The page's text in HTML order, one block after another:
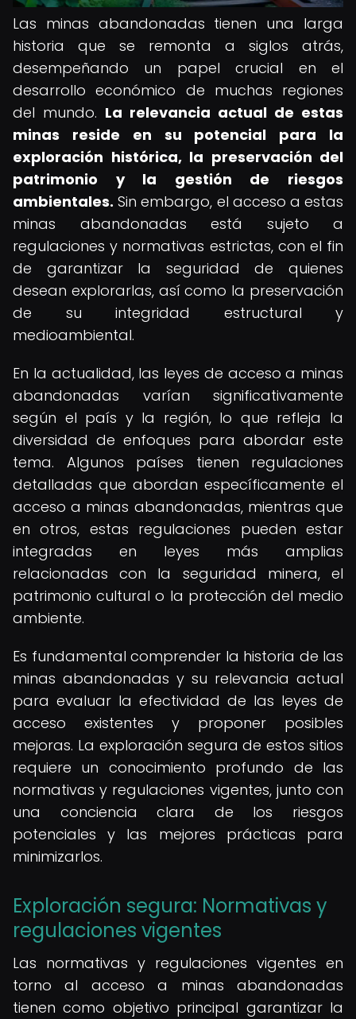
Las minas abandonadas tienen una larga
historia que se remonta a siglos atrás,
desempeñando un papel crucial en el
desarrollo económico de muchas regiones
del mundo. La relevancia actual de estas
minas reside en su potencial para la
exploración histórica, la preservación del
patrimonio y la gestión de riesgos
ambientales. Sin embargo, el acceso a estas
minas abandonadas está sujeto a
regulaciones y normativas estrictas, con el fin
de garantizar la seguridad de quienes
desean explorarlas, así como la preservación
de su integridad estructural y
medioambiental.
En la actualidad, las leyes de acceso a minas
abandonadas varían significativamente
según el país y la región, lo que refleja la
diversidad de enfoques para abordar este
tema. Algunos países tienen regulaciones
detalladas que abordan específicamente el
acceso a minas abandonadas, mientras que
en otros, estas regulaciones pueden estar
integradas en leyes más amplias
relacionadas con la seguridad minera, el
patrimonio cultural o la protección del medio
ambiente.
Es fundamental comprender la historia de las
minas abandonadas y su relevancia actual
para evaluar la efectividad de las leyes de
acceso existentes y proponer posibles
mejoras. La exploración segura de estos sitios
requiere un conocimiento profundo de las
normativas y regulaciones vigentes, junto con
una conciencia clara de los riesgos
potenciales y las mejores prácticas para
minimizarlos.
Exploración segura: Normativas y
regulaciones vigentes
Las normativas y regulaciones vigentes en
torno al acceso a minas abandonadas
tienen como objetivo principal garantizar la